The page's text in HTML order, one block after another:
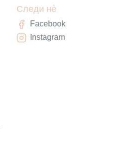
Следи нè
Facebook
Instagram